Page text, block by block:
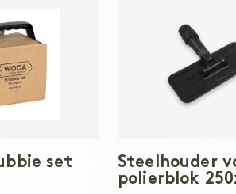
set
Steelhouder
polierblok